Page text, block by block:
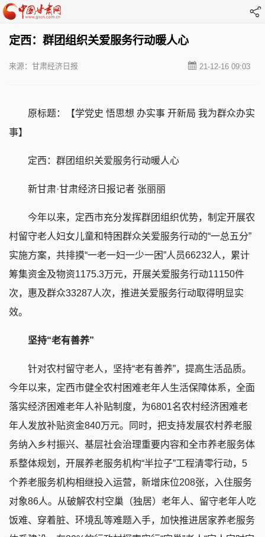
定西：群团组织关爱服务行动暖人心
21-12-16 09:03
来源：甘肃经济日报
原标题：【学党史 悟思想 办实事 开新局 我为群众办实
事】
定西：群团组织关爱服务行动暖人心
新甘肃·甘肃经济日报记者 张丽丽
今年以来，定西市充分发挥群团组织优势，制定开展农
村留守老人妇女儿童和特困群众关爱服务行动的“一总五分”
实施方案，共排摸“一老一妇一少一困”人员66232人，累计
筹集资金及物资1175.3万元，开展关爱服务行动11150件
次，惠及群众33287人次，推进关爱服务行动取得明显实
效。
坚持“老有善养”
针对农村留守老人，坚持“老有善养”，提高生活品质。
今年以来，定西市健全农村困难老年人生活保障体系，全面
落实经济困难老年人补贴制度，为6801名农村经济困难老
年人发放补贴资金840万元。同时，把支持发展农村养老服
务纳入乡村振兴、基层社会治理重要内容和全市养老服务体
系整体规划，开展养老服务机构“半拉子”工程清零行动，5
个养老服务机构相继投入运营，新增床位208张，入住服务
对象86人。从破解农村空巢（独居）老年人、留守老年人吃
饭难、穿着脏、环境乱等难题入手，加快推进居家养老服务